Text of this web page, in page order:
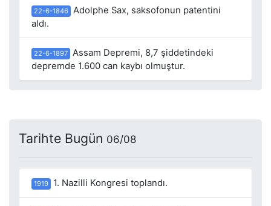
22-6-1846 Adolphe Sax, saksofonun patentini
aldı.
22-6-1897 Assam Depremi, 8,7 şiddetindeki
depremde 1.600 can kaybı olmuştur.
Tarihte Bugün 06/08
1919 1. Nazilli Kongresi toplandı.